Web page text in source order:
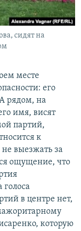
сидят на
месте
его
рядом, на
имя, висят
партий,
к
выезжать за
ощущение, что
в центре нет,
которую